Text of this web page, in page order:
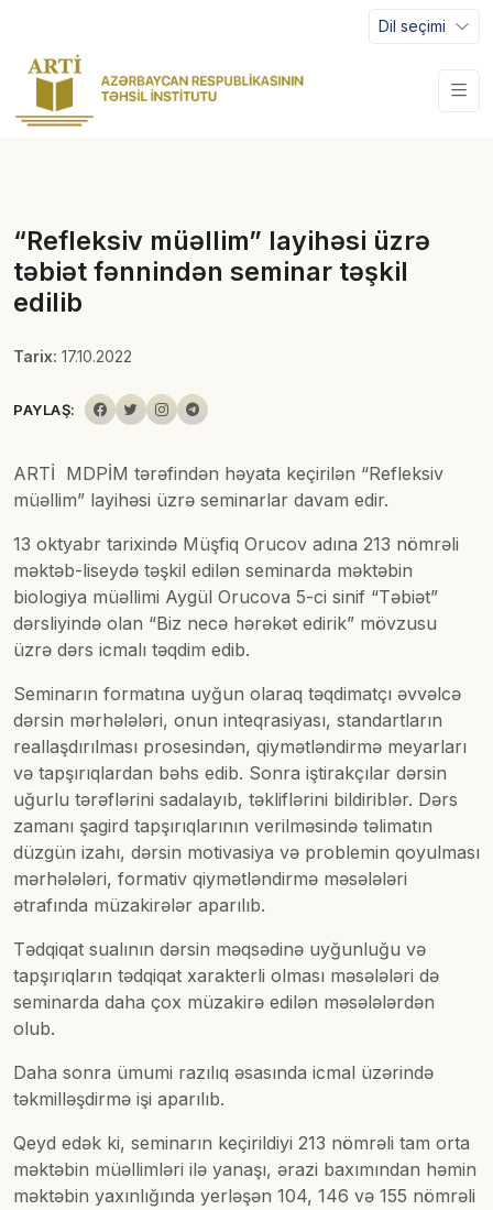
Dil seçimi
“Refleksiv müəllim” layihəsi üzrə
təbiət fənnindən seminar təşkil
edilib
Tarix: 17.10.2022
PAYLAŞ:
ARTİ MDPİM tərəfindən həyata keçirilən “Refleksiv
müəllim” layihəsi üzrə seminarlar davam edir.
13 oktyabr tarixində Müşfiq Orucov adına 213 nömrəli
məktəb-liseydə təşkil edilən seminarda məktəbin
biologiya müəllimi Aygül Orucova 5-ci sinif “Təbiət”
dərsliyində olan “Biz necə hərəkət edirik” mövzusu
üzrə dərs icmalı təqdim edib.
Seminarın formatına uyğun olaraq təqdimatçı əvvəlcə
dərsin mərhələləri, onun inteqrasiyası, standartların
reallaşdırılması prosesindən, qiymətləndirmə meyarları
və tapşırıqlardan bəhs edib. Sonra iştirakçılar dərsin
uğurlu tərəflərini sadalayıb, təkliflərini bildiriblər. Dərs
zamanı şagird tapşırıqlarının verilməsində təlimatın
düzgün izahı, dərsin motivasiya və problemin qoyulması
mərhələləri, formativ qiymətləndirmə məsələləri
ətrafında müzakirələr aparılıb.
Tədqiqat sualının dərsin məqsədinə uyğunluğu və
tapşırıqların tədqiqat xarakterli olması məsələləri də
seminarda daha çox müzakirə edilən məsələlərdən
olub.
Daha sonra ümumi razılıq əsasında icmal üzərində
təkmilləşdirmə işi aparılıb.
Qeyd edək ki, seminarın keçirildiyi 213 nömrəli tam orta
məktəbin müəllimləri ilə yanaşı, ərazi baxımından həmin
məktəbin yaxınlığında yerləşən 104, 146 və 155 nömrəli